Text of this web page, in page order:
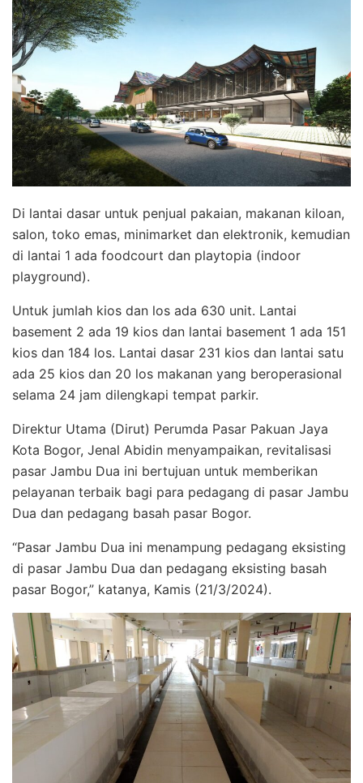
Di lantai dasar untuk penjual pakaian, makanan kiloan,
salon, toko emas, minimarket dan elektronik, kemudian
di lantai 1 ada foodcourt dan playtopia (indoor
playground).
Untuk jumlah kios dan los ada 630 unit. Lantai
basement 2 ada 19 kios dan lantai basement 1 ada 151
kios dan 184 los. Lantai dasar 231 kios dan lantai satu
ada 25 kios dan 20 los makanan yang beroperasional
selama 24 jam dilengkapi tempat parkir.
Direktur Utama (Dirut) Perumda Pasar Pakuan Jaya
Kota Bogor, Jenal Abidin menyampaikan, revitalisasi
pasar Jambu Dua ini bertujuan untuk memberikan
pelayanan terbaik bagi para pedagang di pasar Jambu
Dua dan pedagang basah pasar Bogor.
“Pasar Jambu Dua ini menampung pedagang eksisting
di pasar Jambu Dua dan pedagang eksisting basah
pasar Bogor,” katanya, Kamis (21/3/2024).